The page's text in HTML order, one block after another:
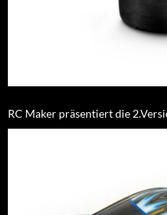
RC Maker präsentiert die